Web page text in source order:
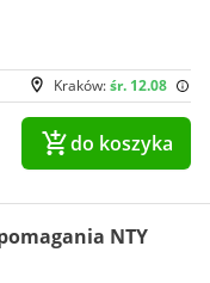
Kraków:śr. 12.08
do koszyka
NTY